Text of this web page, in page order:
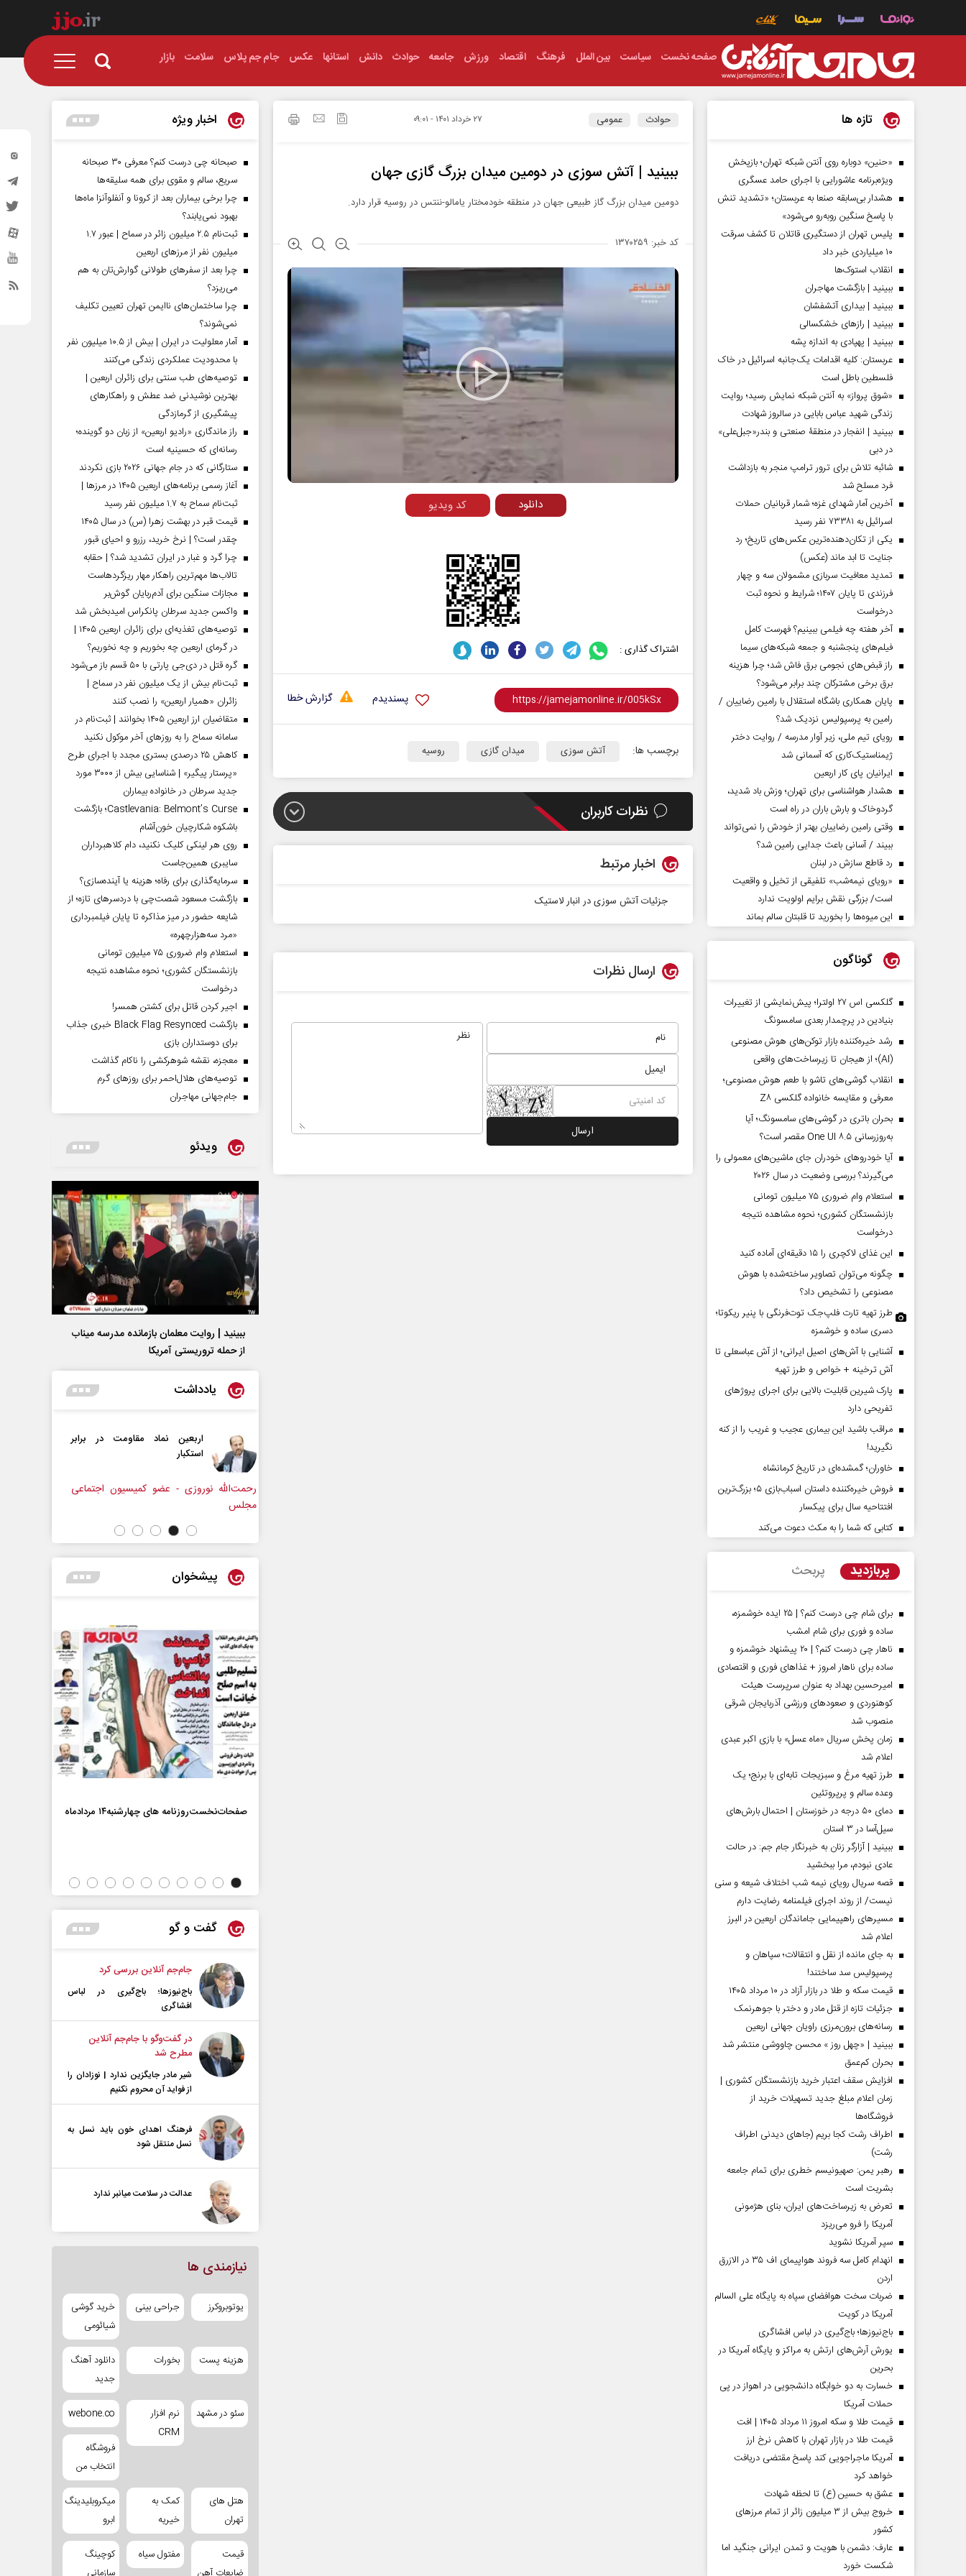
صفحه نخست سیاست بین الملل فرهنگ اقتصاد ورزش جامعه حوادث دانش استانها عکس جام جم پلاس سلامت بازار
حوادث عمومی ۲۷ خرداد ۱۴۰۱ - ۰۹:۰۱
ببینید | آتش سوزی در دومین میدان بزرگ گازی جهان
دومین میدان بزرگ گاز طبیعی جهان در منطقه خودمختار یامالو-ننتس در روسیه قرار دارد.
کد خبر: ۱۳۷۰۲۵۹
Play
Video
کد ویدیو دانلود
اشتراک گذاری :
گزارش خطا پسندیدم
برچسب ها: آتش سوزی میدان گازی روسیه
نظرات کاربران
اخبار مرتبط
جزئیات آتش‌ سوزی در انبار لاستیک
ارسال نظرات
تازه ها
«حنین» دوباره روی آنتن شبکه تهران؛ بازپخش
ویژه‌برنامه عاشورایی با اجرای حامد عسگری
هشدار بی‌سابقه صنعا به عربستان؛ «تشدید تنش
با پاسخ سنگین روبه‌رو می‌شود»
پلیس تهران از دستگیری قاتلان تا کشف سرقت
۱۰ میلیاردی خبر داد
انقلاب استوک‌ها
ببینید | بازگشت مهاجران
ببینید | بیداری آتشفشان
ببینید | رازهای خشکسالی
ببینید | پهپادی به اندازه پشه
عربستان: کلیه اقدامات یک‌جانبه اسرائیل در خاک
فلسطین باطل است
«شوق پرواز» به آنتن شبکه نمایش رسید؛ روایت
زندگی شهید عباس بابایی در سالروز شهادت
ببینید | انفجار در منطقۀ صنعتی و بندر«جبل‌علی»
در دبی
شائبه تلاش برای ترور ترامپ منجر به بازداشت
فرد مسلح شد
آخرین آمار شهدای غزه؛ شمار قربانیان حملات
اسرائیل به ۷۳۳۸۱ نفر رسید
یکی از تکان‌دهنده‌ترین عکس‌های تاریخ؛ رد
جنایت تا ابد ماند (عکس)
تمدید معافیت سربازی مشمولان سه و چهار
فرزندی تا پایان ۱۴۰۷؛ شرایط و نحوه ثبت
درخواست
آخر هفته چه فیلمی ببینیم؟ فهرست کامل
فیلم‌های پنجشنبه و جمعه شبکه‌های سیما
راز قبض‌های نجومی برق فاش شد؛ چرا هزینه
برق برخی مشترکان چند برابر می‌شود؟
پایان همکاری باشگاه استقلال با رامین رضاییان /
رامین به پرسپولیس نزدیک شد؟
رویای تیم ملی، زیر آوار مدرسه / روایت دختر
ژیمناستیک‌کاری که آسمانی شد
ایرانیان پای کار اربعین
هشدار هواشناسی برای تهران؛ وزش باد شدید،
گردوخاک و بارش باران در راه است
وقتی رامین رضاییان بهتر از خودش را نمی‌تواند
ببیند / آسانی باعث جدایی رامین شد؟
رد قاطع سازش در لبنان
«رویای نیمه‌شب» تلفیقی از تخیل و واقعیت
است/ بزرگی نقش برایم اولویت ندارد
این میوه‌ها را بخورید تا قلبتان سالم بماند
گوناگون
گلکسی اس ۲۷ اولترا؛ پیش‌نمایشی از تغییرات
بنیادین در پرچمدار بعدی سامسونگ
رشد خیره‌کننده بازار توکن‌های هوش مصنوعی
(AI)؛ از هیجان تا زیرساخت‌های واقعی
انقلاب گوشی‌های تاشو‌ با طعم هوش مصنوعی؛
معرفی و مقایسه خانواده گلکسی Z۸
بحران باتری در گوشی‌های سامسونگ؛ آیا
به‌روزرسانی One UI ۸.۵ مقصر است؟
آیا خودروهای خودران جای ماشین‌های معمولی را
می‌گیرند؟ بررسی وضعیت در سال ۲۰۲۶
استعلام وام ضروری ۷۵ میلیون تومانی
بازنشستگان کشوری؛ نحوه مشاهده نتیجه
درخواست
این غذای لاکچری را ۱۵ دقیقه‌ای آماده کنید
چگونه می‌توان تصاویر ساخته‌شده با هوش
مصنوعی را تشخیص داد؟
طرز تهیه تارت فلپ‌جک توت‌فرنگی با پنیر ریکوتا؛
دسری ساده و خوشمزه
آشنایی با آش‌های اصیل ایرانی؛ از آش عباسعلی تا
آش ترخینه + خواص و طرز تهیه
پارک شیرین قابلیت‌ بالایی برای اجرای پروژهای
تفریحی دارد
مراقب باشید این بیماری عجیب و غریب را از کنه
نگیرید!
خاوران؛ گمشده‌ای در تاریخ کرمانشاه
فروش خیره‌کننده داستان اسباب‌بازی ۵؛ بزرگ‌ترین
افتتاحیه سال برای پیکسار
کتابی که شما را به مکث دعوت می‌کند
پربازدید پربحث
برای شام چی درست کنم؟ | ۲۵ ایده خوشمزه،
ساده و فوری برای شام امشب
ناهار چی درست کنم؟ | ۲۰ پیشنهاد خوشمزه و
ساده برای ناهار امروز + غذاهای فوری و اقتصادی
امیرحسین بهداد به عنوان سرپرست هیئت
کوهنوردی و صعودهای ورزشی آذربایجان شرقی
منصوب شد
زمان پخش سریال «ماه عسل» با بازی اکبر عبدی
اعلام شد
طرز تهیه مرغ و سبزیجات تابه‌ای با برنج؛ یک
وعده سالم و پرپروتئین
دمای ۵۰ درجه در خوزستان | احتمال بارش‌های
سیل‌آسا در ۳ استان
ببینید | آزارگر زنان به خبرنگار جام جم: در حالت
عادی نبودم، مرا ببخشید
قصه سریال رویای نیمه شب اختلاف شیعه و سنی
نیست/ از روند اجرای فیلمنامه رضایت دارم
مسیر‌های راهپیمایی جاماندگان اربعین در البرز
اعلام شد
به جای مانده از نقل و انتقالات؛ سپاهان و
پرسپولیس سد ساختند!
قیمت سکه و طلا در بازار آزاد در ۱۰ مرداد ۱۴۰۵
جزئیات تازه از قتل مادر و دختر با جوهرنمک
رسانه‌های برون‌مرزی راویان جهانی اربعین
ببینید | «چهل روز » محسن چاووشی منتشر شد
بحران کم‌عمق
افزایش سقف اعتبار خرید بازنشستگان کشوری |
زمان اعلام مبلغ جدید تسهیلات خرید از
فروشگاه‌ها
اطراف رشت کجا بریم (جاهای دیدنی اطراف
رشت)
رهبر یمن: صهیونیسم خطری برای تمام جامعه
بشریت است
تعرض به زیرساخت‌های ایران، بنای هژمونی
آمریکا را فرو می‌ریزد
سپر آمریکا نشوید
انهدام کامل سه فروند هواپیمای اف ۳۵ در الازرق
اردن
ضربات سخت هوافضای سپاه به پایگاه علی السالم
آمریکا در کویت
باج‌نیوزها؛ باج‌گیری در لباس افشاگری
یورش آرش‌های ارتش به مراکز و پایگاه‌ آمریکا در
بحرین
خسارت به دو خوابگاه دانشجویی در اهواز در پی
حملات آمریکا
قیمت طلا و سکه امروز ۱۱ مرداد ۱۴۰۵ | افت
قیمت طلا در بازار تهران با کاهش نرخ ارز
آمریکا ماجراجویی کند پاسخ مقتضی دریافت
خواهد کرد
عشق به حسین (ع) تا لحظه شهادت
خروج بیش از ۳ میلیون زائر از تمام مرز‌های
کشور
عارف: دشمن با هویت و تمدن ایرانی جنگید اما
شکست خورد
اخبار ویژه
صبحانه چی درست کنم؟ معرفی ۳۰ صبحانه
سریع، سالم و مقوی برای همه سلیقه‌ها
چرا برخی بیماران بعد از کرونا و آنفلوآنزا ماه‌ها
بهبود نمی‌یابند؟
ثبت‌نام ۲.۵ میلیون زائر در سماح | عبور ۱.۷
میلیون نفر از مرز‌های اربعین
چرا بعد از سفرهای طولانی گوارش‌تان به هم
می‌ریزد؟
چرا ساختمان‌های ناایمن تهران تعیین تکلیف
نمی‌شوند؟
آمار معلولیت در ایران | بیش از ۱۰.۵ میلیون نفر
با محدودیت عملکردی زندگی می‌کنند
توصیه‌های طب سنتی برای زائران اربعین |
بهترین نوشیدنی ضد عطش و راهکارهای
پیشگیری از گرمازدگی
راز ماندگاری «رادیو اربعین» از زبان دو گوینده؛
رسانه‌ای که حسینیه است
ستارگانی که در جام جهانی ۲۰۲۶ بازی نکردند
آغاز رسمی برنامه‌های اربعین ۱۴۰۵ در مرز‌ها |
ثبت‌نام سماح به ۱.۷ میلیون نفر رسید
قیمت قبر در بهشت زهرا (س) در سال ۱۴۰۵
چقدر است؟ | نرخ خرید، رزرو و احیای قبور
چرا گرد و غبار در ایران تشدید شد؟ | حقابه
تالاب‌ها مهم‌ترین راهکار مهار ریزگردهاست
مجازات سنگین برای آدم‌ربایان گوش‌بر
واکسن جدید سرطان پانکراس امیدبخش شد
توصیه‌های تغذیه‌ای برای زائران اربعین ۱۴۰۵ |
در گرمای اربعین چه بخوریم و چه نخوریم؟
گره قتل در دی‌جی پارتی با ۵۰ قسم باز می‌شود
ثبت‌نام بیش از یک میلیون نفر در سماح |
زائران «همیار اربعین» را نصب کنند
متقاضیان ارز اربعین ۱۴۰۵ بخوانند | ثبت‌نام در
سامانه سماح را به روز‌های آخر موکول نکنید
کاهش ۲۵ درصدی بستری مجدد با اجرای طرح
«پرستار پیگیر» | شناسایی بیش از ۳۰۰۰ مورد
جدید سرطان در خانواده بیماران
Castlevania: Belmont’s Curse؛ بازگشت
باشکوه شکارچیان خون‌آشام
روی هر لینکی کلیک نکنید، دام کلاهبرداران
سایبری همین‌جاست
سرمایه‌گذاری برای رفاه؛ هزینه یا آینده‌سازی؟
بازگشت مسعود شصت‌چی با دردسر‌های تازه؛ از
شایعه حضور در میز مذاکره تا پایان فیلمبرداری
«مرد سه‌هزارچهره»
استعلام وام ضروری ۷۵ میلیون تومانی
بازنشستگان کشوری؛ نحوه مشاهده نتیجه
درخواست
اجیر کردن قاتل برای کشتن همسر!
بازگشت Black Flag Resynced خبری جذاب
برای دوستداران بازی
معجزه، نقشه شوهرکشی را ناکام گذاشت
توصیه‌های هلال‌احمر برای روز‌های گرم
جام‌جهانی مهاجران
ویدئو
ببینید | روایت معلمان بازمانده مدرسه میناب
از حمله تروریستی آمریکا
یادداشت
- کارشناس ارشد مسائل منطقه
حادثه‌های کوچک سرنوشت‌های
محمدجعفر محمدزاده - نویسنده و پژوهشگر
اربعین نماد مقاومت در برابر
رحمت‌الله نوروزی - عضو کمیسیون اجتماعی
از باتلاق انرژی تا بن‌بست ترامپ
رضا سپهوند - سخنگوی کمیسیون انرژی مجلس
پیشخوان
صفحات نخست روزنامه ها‌ی یکشنبه ۴ مردادماه
صفحات‌نخست‌روزنامه ها‌ی چهارشنبه‌۱۴ مردادماه
گفت و گو
جام‌جم آنلاین بررسی کرد
باج‌نیوزها؛ باج‌گیری در لباس
افشاگری
در گفت‌و‌گو با جام‌جم آنلاین
مطرح شد
شیر مادر جایگزین ندارد | نوزادان را
از فواید آن محروم نکنیم
فرهنگ اهدای خون باید نسل به
نسل منتقل شود
عدالت در سلامت میانبر ندارد
نیازمندی ها
یوتوبروکرز جراحی بینی
خرید گوشی
شیائومی
هزینه پست بخورات
دانلود آهنگ
جدید
سئو در مشهد
نرم افزار
CRM
webone.co
فروشگاه
انتخاب من
هتل های
تهران
کمک به
خیریه
میکروبلیدینگ
ابرو
قیمت
مفتول سیاه
کوچینگ